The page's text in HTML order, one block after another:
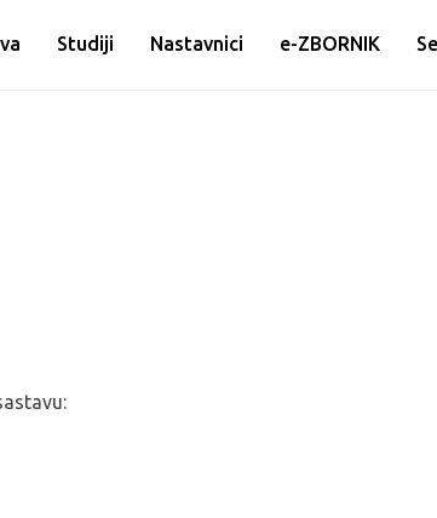
Studiji Nastavnici e-ZBORNIK